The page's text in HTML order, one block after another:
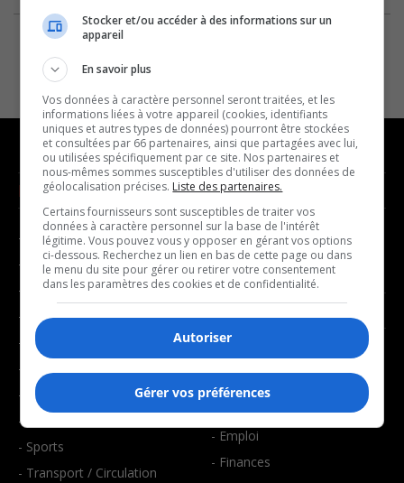
NOUVELLES
- Affaires municipales
- Communauté / Social
- Culture
- Économie
- Éducation
- Environnement
- Faits divers
- Santé et bien-être
- Sports
- Transport / Circulation
MUSIQUE
- Décompte franco
- Joué récemment
BALADOS
- Affaires
- Art de vivre
- Bien-être
- Emploi
- Finances
Stocker et/ou accéder à des informations sur un
appareil
En savoir plus
Vos données à caractère personnel seront traitées, et les
informations liées à votre appareil (cookies, identifiants
uniques et autres types de données) pourront être stockées
et consultées par 66 partenaires, ainsi que partagées avec lui,
ou utilisées spécifiquement par ce site. Nos partenaires et
nous-mêmes sommes susceptibles d'utiliser des données de
géolocalisation précises. Liste des partenaires.
Certains fournisseurs sont susceptibles de traiter vos
données à caractère personnel sur la base de l'intérêt
légitime. Vous pouvez vous y opposer en gérant vos options
ci-dessous. Recherchez un lien en bas de cette page ou dans
le menu du site pour gérer ou retirer votre consentement
dans les paramètres des cookies et de confidentialité.
Autoriser
Gérer vos préférences